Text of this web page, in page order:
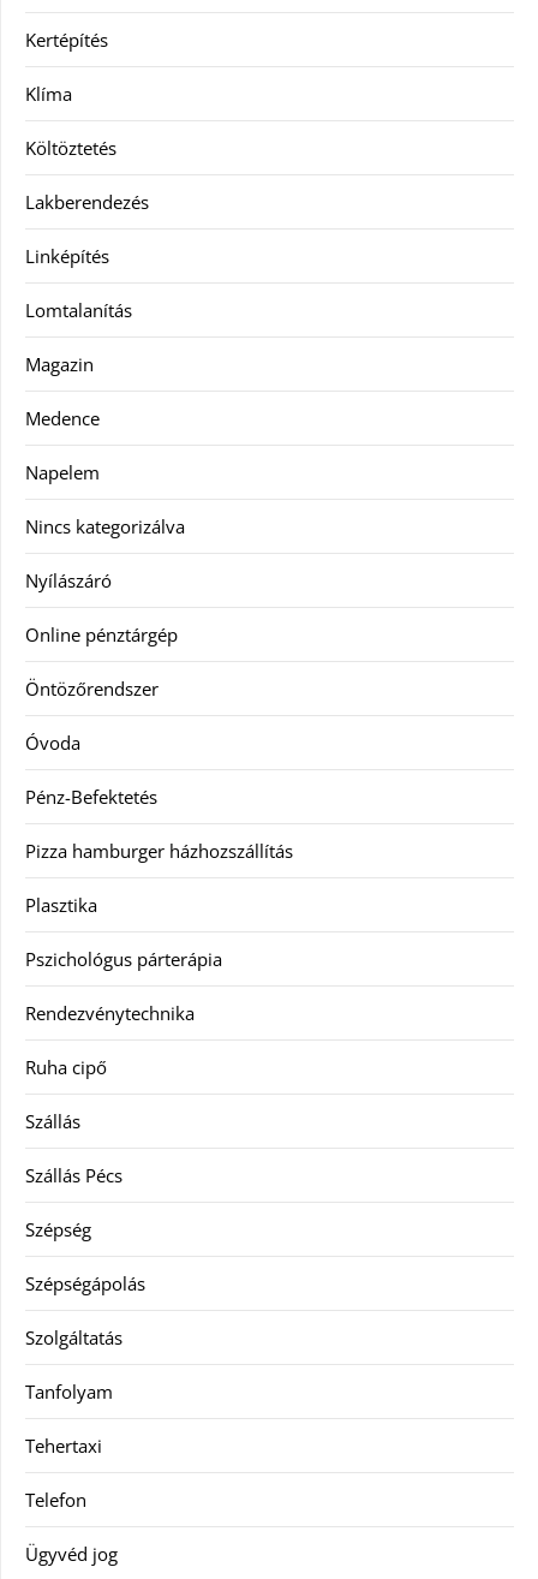
Kertépítés
Klíma
Költöztetés
Lakberendezés
Linképítés
Lomtalanítás
Magazin
Medence
Napelem
Nincs kategorizálva
Nyílászáró
Online pénztárgép
Öntözőrendszer
Óvoda
Pénz-Befektetés
Pizza hamburger házhozszállítás
Plasztika
Pszichológus párterápia
Rendezvénytechnika
Ruha cipő
Szállás
Szállás Pécs
Szépség
Szépségápolás
Szolgáltatás
Tanfolyam
Tehertaxi
Telefon
Ügyvéd jog